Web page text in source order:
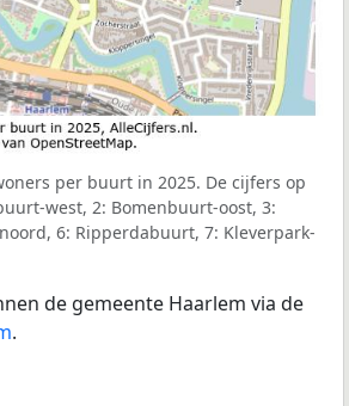
per buurt in 2025. De cijfers op
west, 2: Bomenbuurt-oost, 3:
6: Ripperdabuurt, 7: Kleverpark-
de gemeente Haarlem via de
.